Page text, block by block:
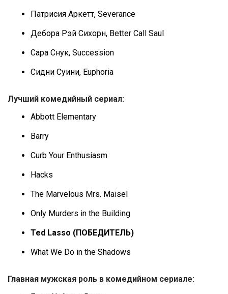
Патрисия Аркетт, Severance
Дебора Рэй Сихорн, Better Call Saul
Сара Снук, Succession
Сидни Суини, Euphoria
Лучший комедийный сериал:
Abbott Elementary
Barry
Curb Your Enthusiasm
Hacks
The Marvelous Mrs. Maisel
Only Murders in the Building
Ted Lasso (ПОБЕДИТЕЛЬ)
What We Do in the Shadows
Главная мужская роль в комедийном сериале: